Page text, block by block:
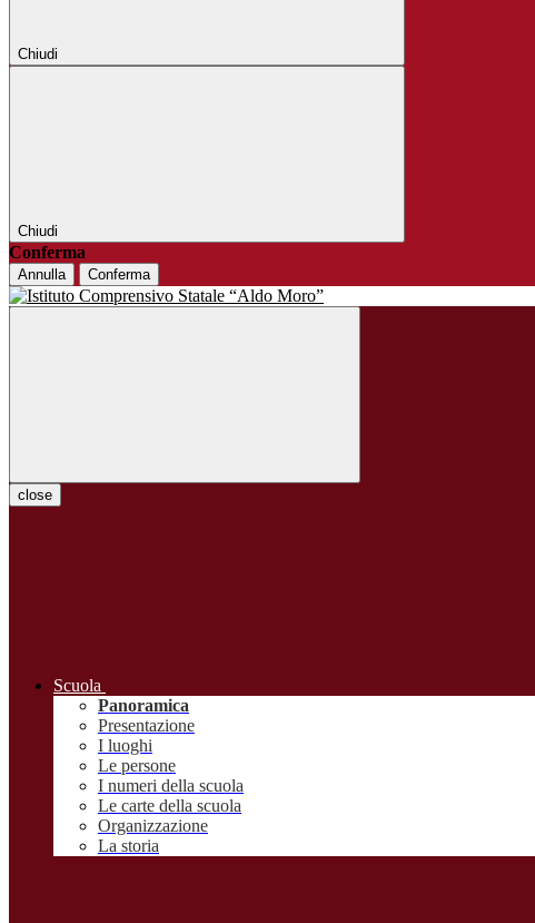
Chiudi
Chiudi
Conferma
Annulla Conferma
close
Scuola
Panoramica
Presentazione
I luoghi
Le persone
I numeri della scuola
Le carte della scuola
Organizzazione
La storia